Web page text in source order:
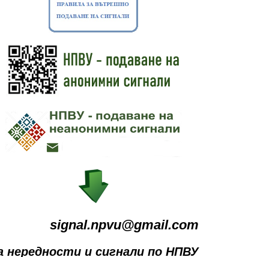
signal.npvu@gmail.com
нередности и сигнали по НПВУ